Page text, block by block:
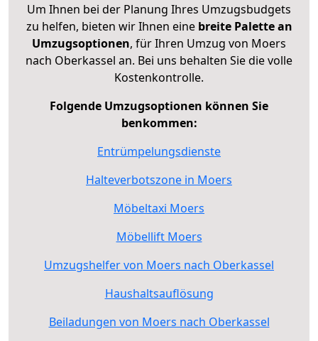
Um Ihnen bei der Planung Ihres Umzugsbudgets
zu helfen, bieten wir Ihnen eine breite Palette an
Umzugsoptionen, für Ihren Umzug von Moers
nach Oberkassel an. Bei uns behalten Sie die volle
Kostenkontrolle.
Folgende Umzugsoptionen können Sie
benkommen:
Entrümpelungsdienste
Halteverbotszone in Moers
Möbeltaxi Moers
Möbellift Moers
Umzugshelfer von Moers nach Oberkassel
Haushaltsauflösung
Beiladungen von Moers nach Oberkassel